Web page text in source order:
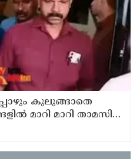
കുലുങ്ങാതെ
മാറി മാറി താമസിച്ച്